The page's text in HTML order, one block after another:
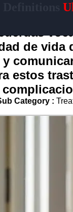
de vida
estos
Category :